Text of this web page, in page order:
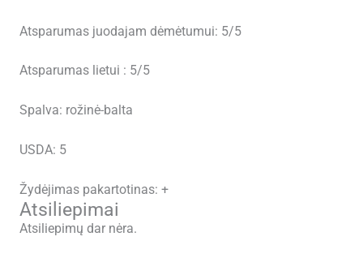
Atsparumas juodajam dėmėtumui: 5/5
Atsparumas lietui : 5/5
Spalva: rožinė-balta
USDA: 5
Žydėjimas pakartotinas: +
Atsiliepimai
Atsiliepimų dar nėra.